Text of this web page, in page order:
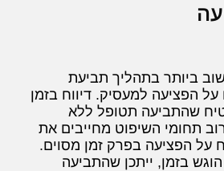
ביותר בתהליך תביעת
על הפציעה למעסיק. דיווח בזמן
שהתביעה תטופל ללא
תחומי השיפוט מחייבים את
על הפציעה בפרק זמן מסוים.
בזמן, ייתכן שהתביעה